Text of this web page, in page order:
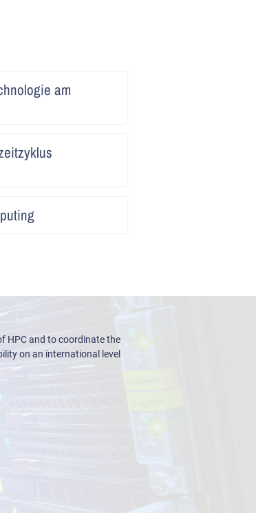
am
HPC and to coordinate the
on an international level